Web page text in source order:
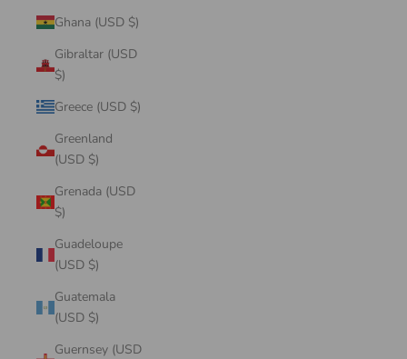
Ghana (USD $)
Gibraltar (USD
$)
Greece (USD $)
Greenland
(USD $)
Grenada (USD
$)
Guadeloupe
(USD $)
Guatemala
(USD $)
Guernsey (USD